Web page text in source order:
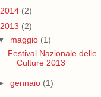
2014 (2)
2013 (2)
maggio (1)
Festival Nazionale delle
Culture 2013
gennaio (1)